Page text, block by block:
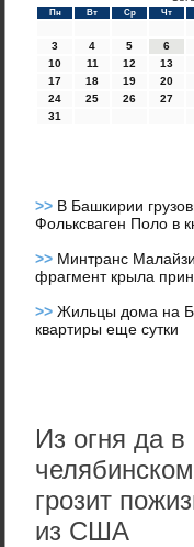
Пн Вт Ср Чт
3
4 5 6
10
11 12 13
17
18 19 20
24
25 26 27
31
>> В Башкирии
Фольксваген Поло в
>> Минтранс
фрагмент крыла
>>Жильцы дома на
квартиры еще сутки
Из огня да
грозит
из США